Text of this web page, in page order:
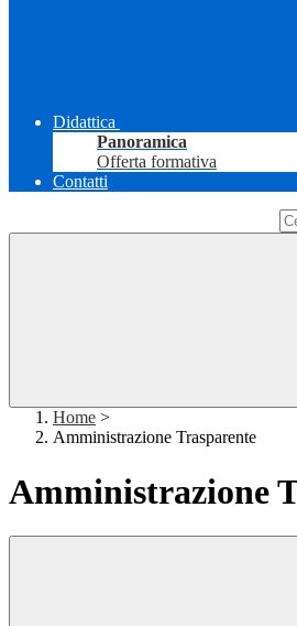
Didattica
Panoramica
Offerta formativa
Contatti
Home >
Amministrazione Trasparente
Amministrazione